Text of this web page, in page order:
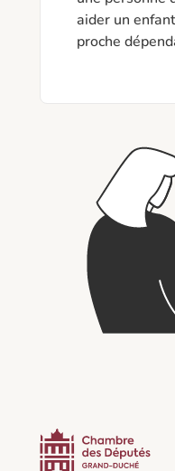
aider un
proche